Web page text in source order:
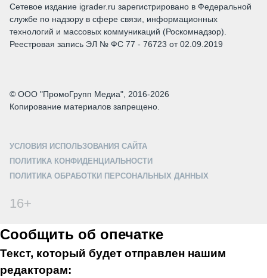
Сетевое издание igrader.ru зарегистрировано в Федеральной
службе по надзору в сфере связи, информационных
технологий и массовых коммуникаций (Роскомнадзор).
Реестровая запись ЭЛ № ФС 77 - 76723 от 02.09.2019
© ООО "ПромоГрупп Медиа", 2016-2026
Копирование материалов запрещено.
УСЛОВИЯ ИСПОЛЬЗОВАНИЯ САЙТА
ПОЛИТИКА КОНФИДЕНЦИАЛЬНОСТИ
ПОЛИТИКА ОБРАБОТКИ ПЕРСОНАЛЬНЫХ ДАННЫХ
16+
Сообщить об опечатке
Текст, который будет отправлен нашим
редакторам: